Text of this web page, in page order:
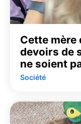
Cette mère
devoirs de
ne soient
Société